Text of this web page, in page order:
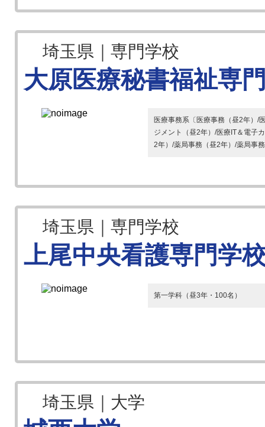
埼玉県｜専門学校
大原医療秘書福祉専
医療事務系〔医療事務（昼2年）/
ジメント（昼2年）/医療IT＆電子
2年）/薬局事務（昼2年）/薬局事
埼玉県｜専門学校
上尾中央看護専門学
第一学科（昼3年・100名）
埼玉県｜大学